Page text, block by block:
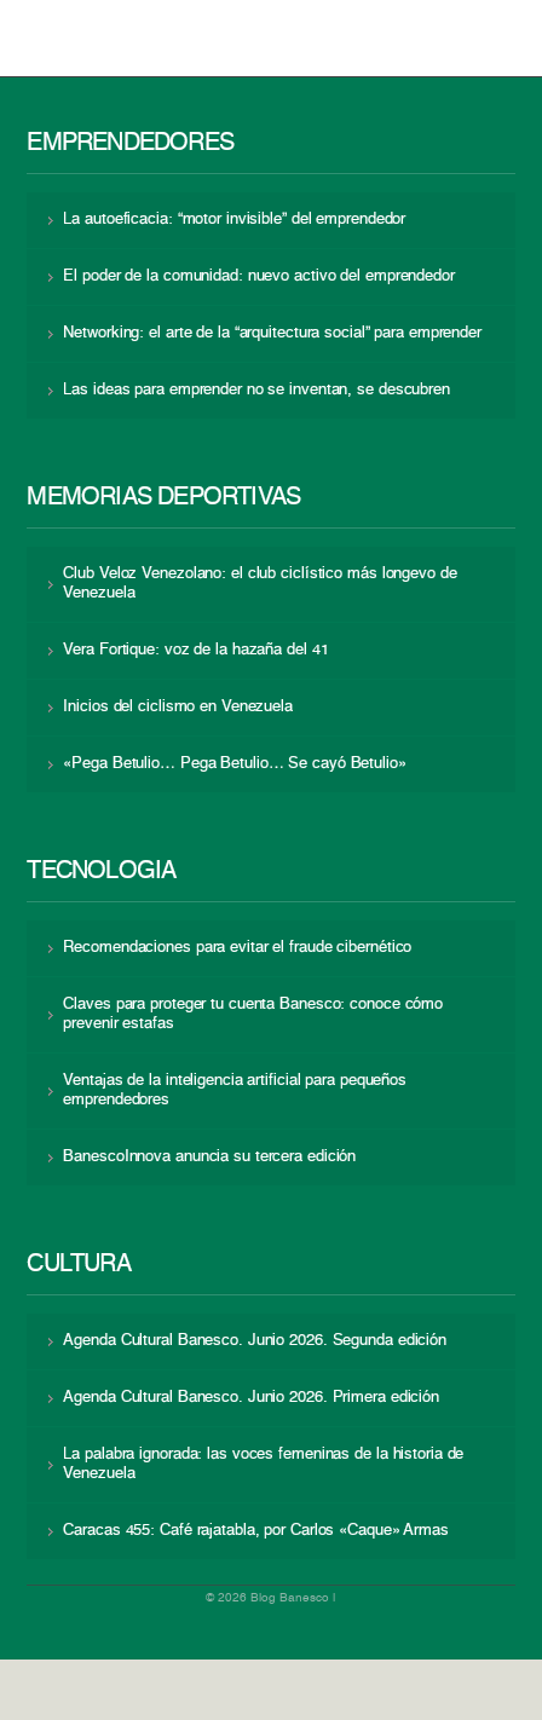
EMPRENDEDORES
La autoeficacia: “motor invisible” del emprendedor
El poder de la comunidad: nuevo activo del emprendedor
Networking: el arte de la “arquitectura social” para emprender
Las ideas para emprender no se inventan, se descubren
MEMORIAS DEPORTIVAS
Club Veloz Venezolano: el club ciclístico más longevo de
Venezuela
Vera Fortique: voz de la hazaña del 41
Inicios del ciclismo en Venezuela
«Pega Betulio… Pega Betulio… Se cayó Betulio»
TECNOLOGÍA
Recomendaciones para evitar el fraude cibernético
Claves para proteger tu cuenta Banesco: conoce cómo
prevenir estafas
Ventajas de la inteligencia artificial para pequeños
emprendedores
BanescoInnova anuncia su tercera edición
CULTURA
Agenda Cultural Banesco. Junio 2026. Segunda edición
Agenda Cultural Banesco. Junio 2026. Primera edición
La palabra ignorada: las voces femeninas de la historia de
Venezuela
Caracas 455: Café rajatabla, por Carlos «Caque» Armas
© 2026 Blog Banesco |